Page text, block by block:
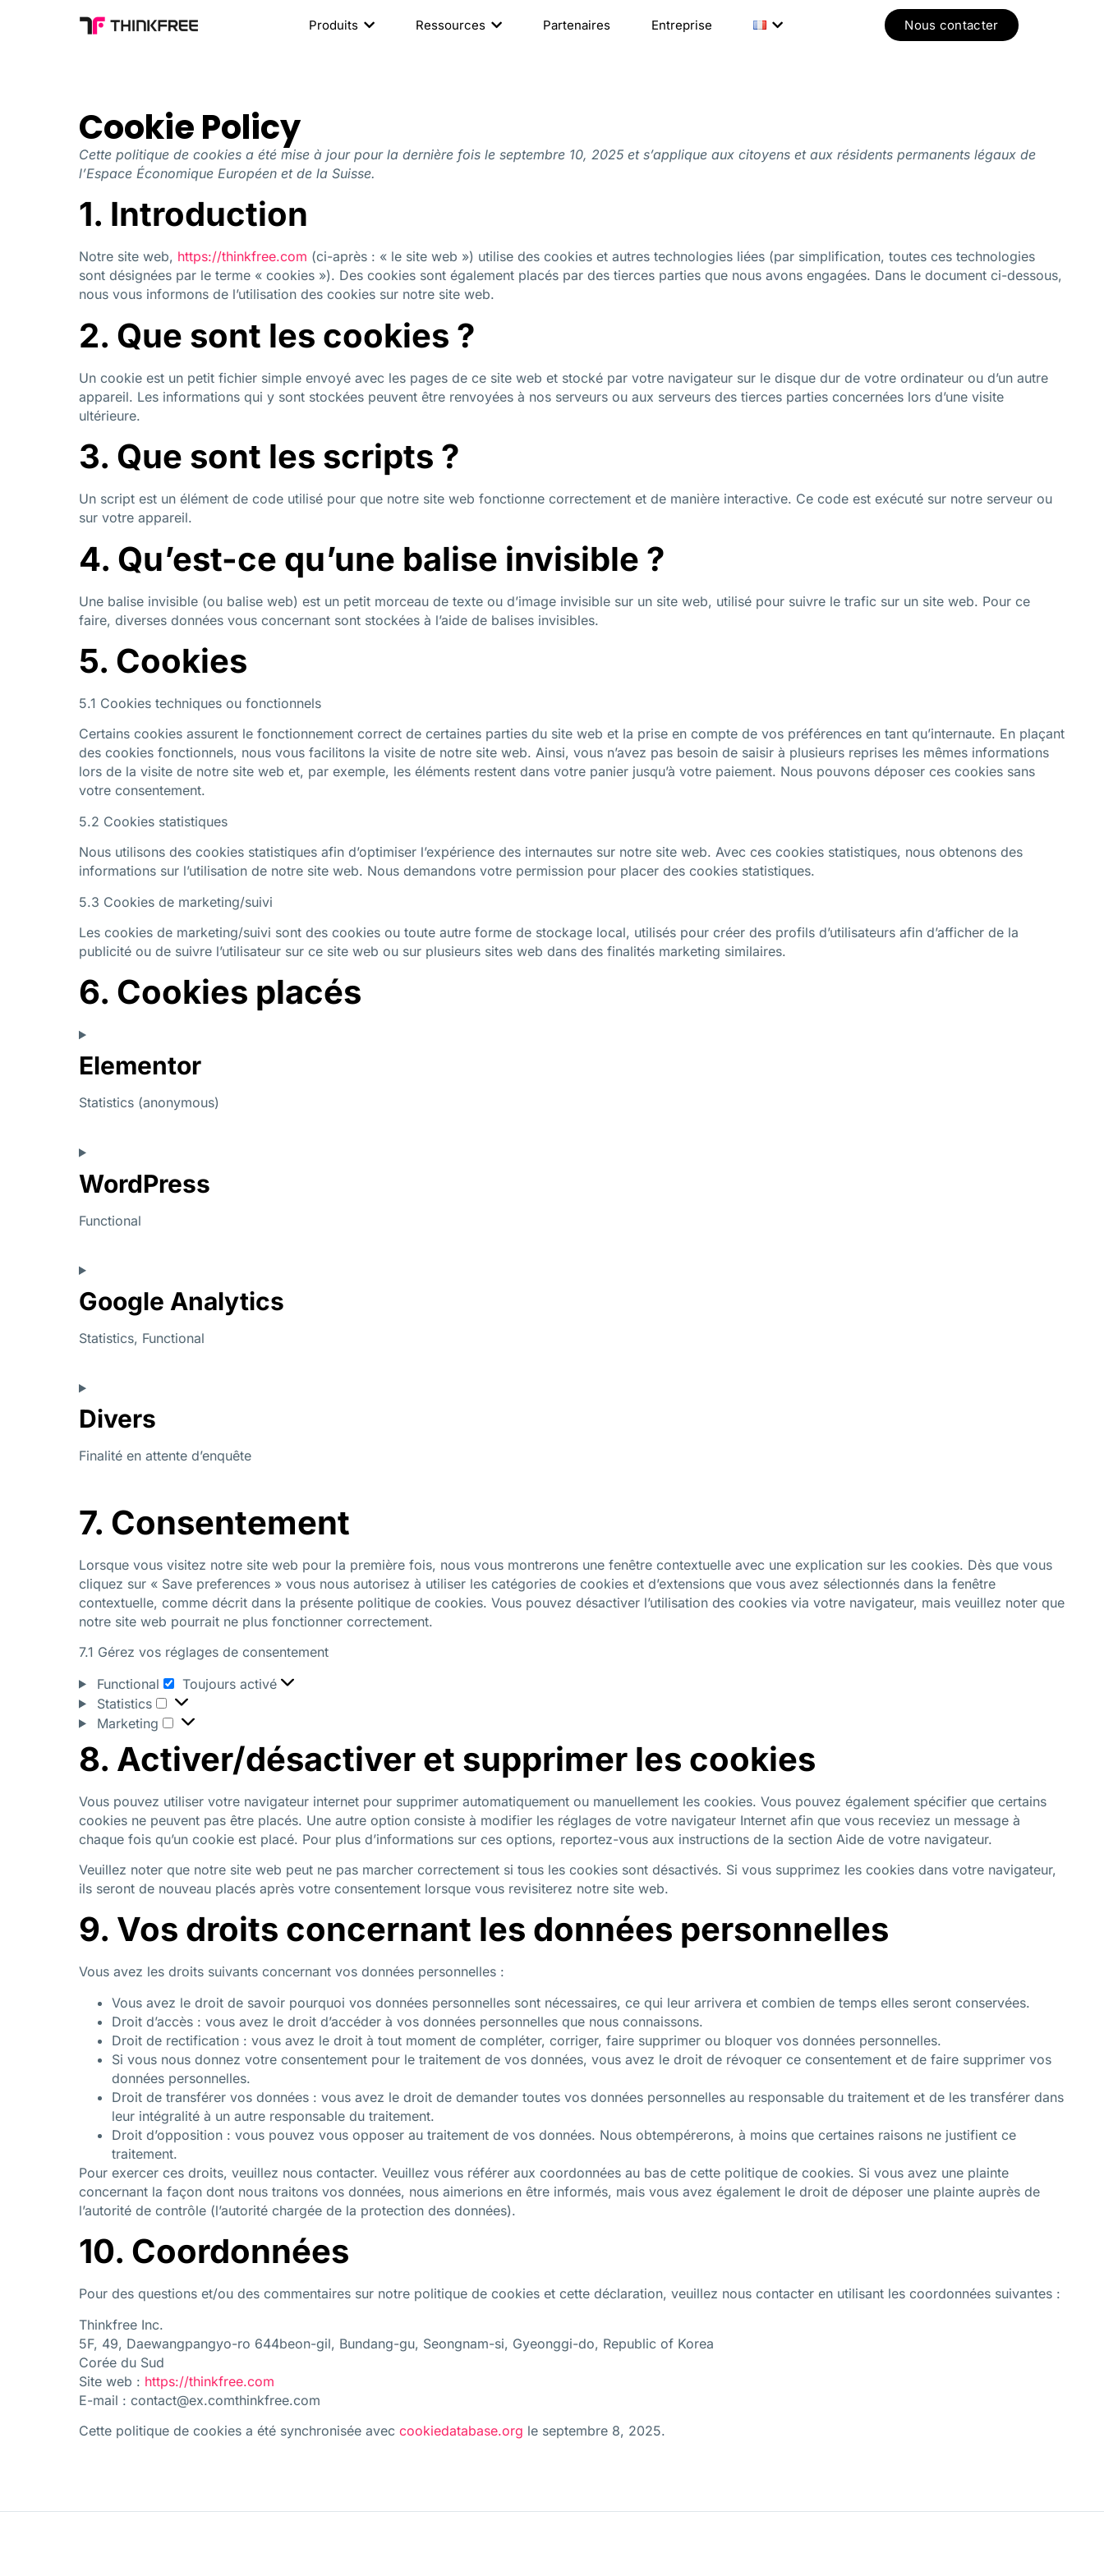
Produits Ressources Partenaires Entreprise Nous contacter
Cookie Policy
Cette politique de cookies a été mise à jour pour la dernière fois le septembre 10, 2025 et s’applique aux citoyens et aux résidents permanents légaux de
l’Espace Économique Européen et de la Suisse.
1. Introduction
Notre site web, https://thinkfree.com (ci-après : « le site web ») utilise des cookies et autres technologies liées (par simplification, toutes ces technologies
sont désignées par le terme « cookies »). Des cookies sont également placés par des tierces parties que nous avons engagées. Dans le document ci-dessous,
nous vous informons de l’utilisation des cookies sur notre site web.
2. Que sont les cookies ?
Un cookie est un petit fichier simple envoyé avec les pages de ce site web et stocké par votre navigateur sur le disque dur de votre ordinateur ou d’un autre
appareil. Les informations qui y sont stockées peuvent être renvoyées à nos serveurs ou aux serveurs des tierces parties concernées lors d’une visite
ultérieure.
3. Que sont les scripts ?
Un script est un élément de code utilisé pour que notre site web fonctionne correctement et de manière interactive. Ce code est exécuté sur notre serveur ou
sur votre appareil.
4. Qu’est-ce qu’une balise invisible ?
Une balise invisible (ou balise web) est un petit morceau de texte ou d’image invisible sur un site web, utilisé pour suivre le trafic sur un site web. Pour ce
faire, diverses données vous concernant sont stockées à l’aide de balises invisibles.
5. Cookies
5.1 Cookies techniques ou fonctionnels
Certains cookies assurent le fonctionnement correct de certaines parties du site web et la prise en compte de vos préférences en tant qu’internaute. En plaçant
des cookies fonctionnels, nous vous facilitons la visite de notre site web. Ainsi, vous n’avez pas besoin de saisir à plusieurs reprises les mêmes informations
lors de la visite de notre site web et, par exemple, les éléments restent dans votre panier jusqu’à votre paiement. Nous pouvons déposer ces cookies sans
votre consentement.
5.2 Cookies statistiques
Nous utilisons des cookies statistiques afin d’optimiser l’expérience des internautes sur notre site web. Avec ces cookies statistiques, nous obtenons des
informations sur l’utilisation de notre site web. Nous demandons votre permission pour placer des cookies statistiques.
5.3 Cookies de marketing/suivi
Les cookies de marketing/suivi sont des cookies ou toute autre forme de stockage local, utilisés pour créer des profils d’utilisateurs afin d’afficher de la
publicité ou de suivre l’utilisateur sur ce site web ou sur plusieurs sites web dans des finalités marketing similaires.
6. Cookies placés
Elementor
Statistics (anonymous)
WordPress
Functional
Google Analytics
Statistics, Functional
Divers
Finalité en attente d’enquête
7. Consentement
Lorsque vous visitez notre site web pour la première fois, nous vous montrerons une fenêtre contextuelle avec une explication sur les cookies. Dès que vous
cliquez sur « Save preferences » vous nous autorisez à utiliser les catégories de cookies et d’extensions que vous avez sélectionnés dans la fenêtre
contextuelle, comme décrit dans la présente politique de cookies. Vous pouvez désactiver l’utilisation des cookies via votre navigateur, mais veuillez noter que
notre site web pourrait ne plus fonctionner correctement.
7.1 Gérez vos réglages de consentement
Functional
Toujours activé
Statistics
Marketing
8. Activer/désactiver et supprimer les cookies
Vous pouvez utiliser votre navigateur internet pour supprimer automatiquement ou manuellement les cookies. Vous pouvez également spécifier que certains
cookies ne peuvent pas être placés. Une autre option consiste à modifier les réglages de votre navigateur Internet afin que vous receviez un message à
chaque fois qu’un cookie est placé. Pour plus d’informations sur ces options, reportez-vous aux instructions de la section Aide de votre navigateur.
Veuillez noter que notre site web peut ne pas marcher correctement si tous les cookies sont désactivés. Si vous supprimez les cookies dans votre navigateur,
ils seront de nouveau placés après votre consentement lorsque vous revisiterez notre site web.
9. Vos droits concernant les données personnelles
Vous avez les droits suivants concernant vos données personnelles :
Vous avez le droit de savoir pourquoi vos données personnelles sont nécessaires, ce qui leur arrivera et combien de temps elles seront conservées.
Droit d’accès : vous avez le droit d’accéder à vos données personnelles que nous connaissons.
Droit de rectification : vous avez le droit à tout moment de compléter, corriger, faire supprimer ou bloquer vos données personnelles.
Si vous nous donnez votre consentement pour le traitement de vos données, vous avez le droit de révoquer ce consentement et de faire supprimer vos
données personnelles.
Droit de transférer vos données : vous avez le droit de demander toutes vos données personnelles au responsable du traitement et de les transférer dans
leur intégralité à un autre responsable du traitement.
Droit d’opposition : vous pouvez vous opposer au traitement de vos données. Nous obtempérerons, à moins que certaines raisons ne justifient ce
traitement.
Pour exercer ces droits, veuillez nous contacter. Veuillez vous référer aux coordonnées au bas de cette politique de cookies. Si vous avez une plainte
concernant la façon dont nous traitons vos données, nous aimerions en être informés, mais vous avez également le droit de déposer une plainte auprès de
l’autorité de contrôle (l’autorité chargée de la protection des données).
10. Coordonnées
Pour des questions et/ou des commentaires sur notre politique de cookies et cette déclaration, veuillez nous contacter en utilisant les coordonnées suivantes :
Thinkfree Inc.
5F, 49, Daewangpangyo-ro 644beon-gil, Bundang-gu, Seongnam-si, Gyeonggi-do, Republic of Korea
Corée du Sud
Site web : https://thinkfree.com
E-mail : contact@ex.comthinkfree.com
Cette politique de cookies a été synchronisée avec cookiedatabase.org le septembre 8, 2025.